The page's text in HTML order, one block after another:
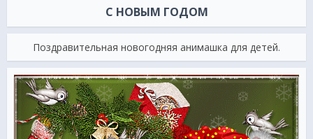
С НОВЫМ ГОДОМ
Поздравительная новогодняя анимашка для детей.